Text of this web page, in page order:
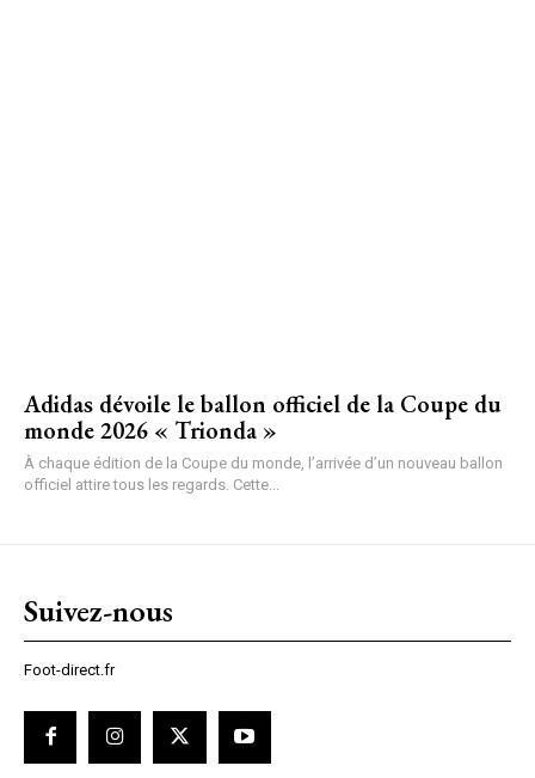
Adidas dévoile le ballon officiel de la Coupe du
monde 2026 « Trionda »
À chaque édition de la Coupe du monde, l’arrivée d’un nouveau ballon
officiel attire tous les regards. Cette...
Suivez-nous
Foot-direct.fr